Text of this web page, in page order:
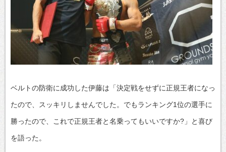
ベルトの防衛に成功した伊藤は「決定戦をせずに正規王者になっ
たので、スッキリしませんでした。でもランキング1位の選手に
勝ったので、これで正規王者と名乗ってもいいですか?」と喜び
を語った。